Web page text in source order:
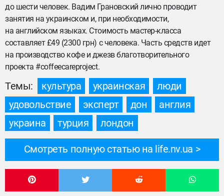
до шести человек. Вадим Грановский лично проводит
занятия на украинском и, при необходимости,
на английском языках. Стоимость мастер-класса
составляет £49 (2300 грн) с человека. Часть средств идет
на производство кофе и джезв благотворительного
проекта #coffeecareproject.
Темы: культура украинская
люди
удовольствие
эксперт дон
англия
украина
турция лондон
Смотреть полную статью на life.nv.ua